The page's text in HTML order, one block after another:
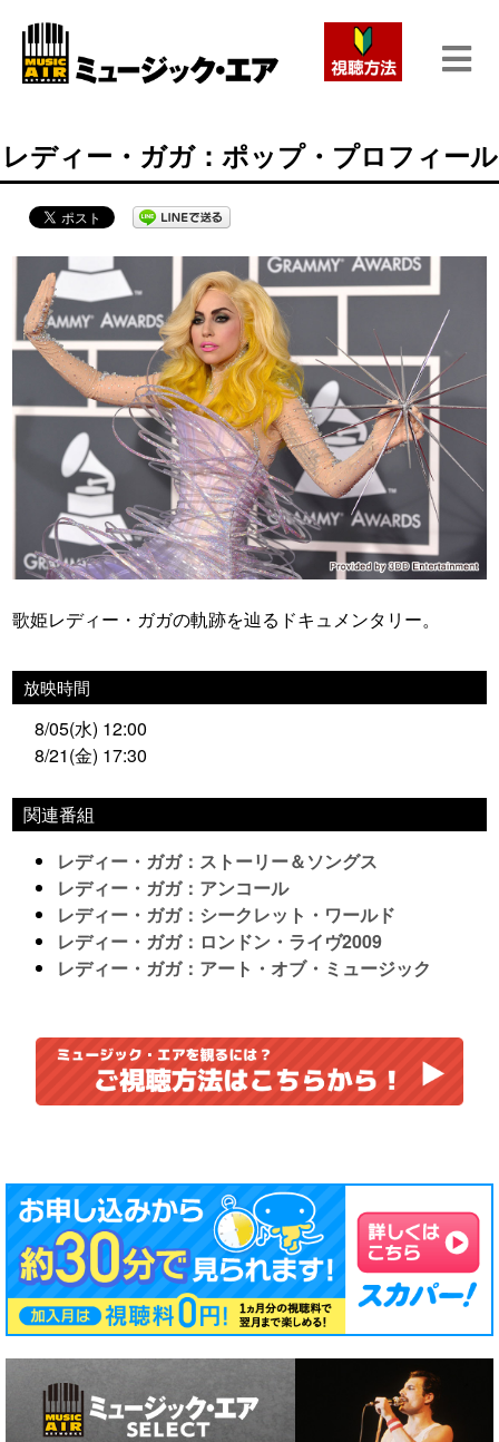
レディー・ガガ：ポップ・プロフィール
歌姫レディー・ガガの軌跡を辿るドキュメンタリー。
放映時間
8/05(水) 12:00
8/21(金) 17:30
関連番組
レディー・ガガ：ストーリー＆ソングス
レディー・ガガ：アンコール
レディー・ガガ：シークレット・ワールド
レディー・ガガ：ロンドン・ライヴ2009
レディー・ガガ：アート・オブ・ミュージック